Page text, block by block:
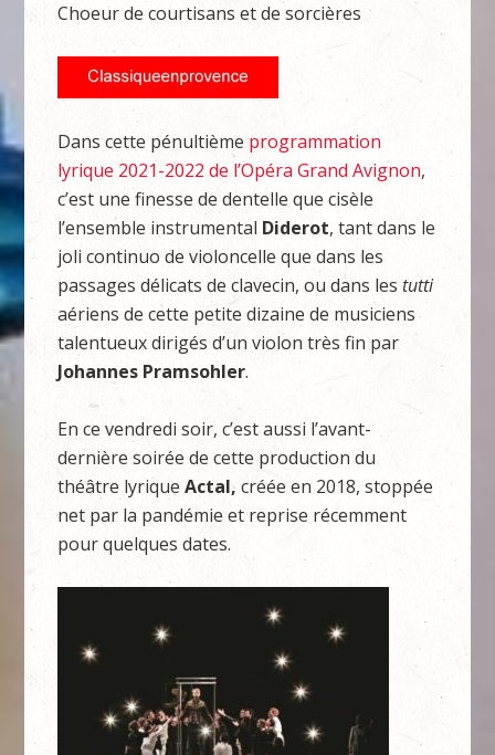
Choeur de courtisans et de sorcières
Dans cette pénultième programmation
lyrique 2021-2022 de l’Opéra Grand Avignon,
c’est une finesse de dentelle que cisèle
l’ensemble instrumental Diderot, tant dans le
joli continuo de violoncelle que dans les
passages délicats de clavecin, ou dans les tutti
aériens de cette petite dizaine de musiciens
talentueux dirigés d’un violon très fin par
Johannes Pramsohler.
En ce vendredi soir, c’est aussi l’avant-
dernière soirée de cette production du
théâtre lyriqueActal, créée en 2018, stoppée
net par la pandémie et reprise récemment
pour quelques dates.